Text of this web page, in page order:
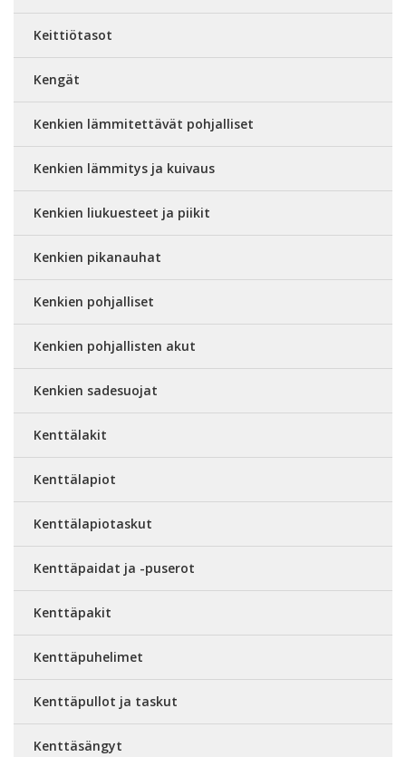
Keittiötasot
Kengät
Kenkien lämmitettävät pohjalliset
Kenkien lämmitys ja kuivaus
Kenkien liukuesteet ja piikit
Kenkien pikanauhat
Kenkien pohjalliset
Kenkien pohjallisten akut
Kenkien sadesuojat
Kenttälakit
Kenttälapiot
Kenttälapiotaskut
Kenttäpaidat ja -puserot
Kenttäpakit
Kenttäpuhelimet
Kenttäpullot ja taskut
Kenttäsängyt